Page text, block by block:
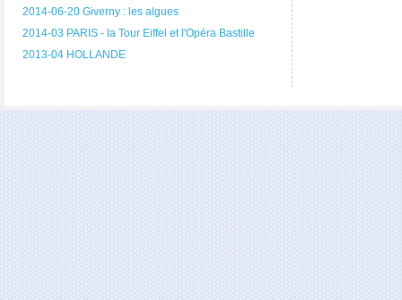
2014-06-20 Giverny : les algues
2014-03 PARIS - la Tour Eiffel et l'Opéra Bastille
2013-04 HOLLANDE